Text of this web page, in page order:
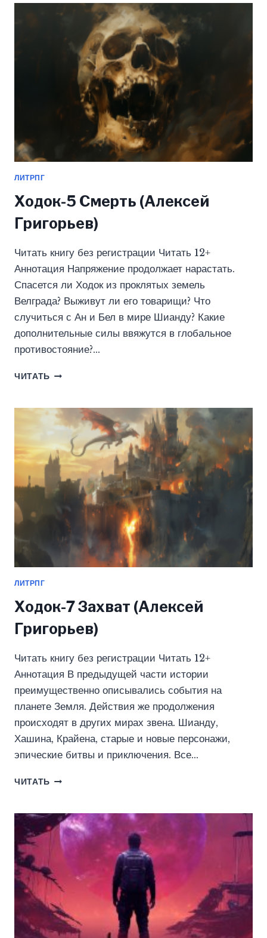
ГРИГОРЬЕВ)
ЛИТРПГ
Ходок-5 Смерть (Алексей
Григорьев)
Читать книгу без регистрации Читать 12+
Аннотация Напряжение продолжает нарастать.
Спасется ли Ходок из проклятых земель
Велграда? Выживут ли его товарищи? Что
случиться с Ан и Бел в мире Шианду? Какие
дополнительные силы ввяжутся в глобальное
противостояние?…
ЧИТАТЬ ХОДОК-5
ГРИГОРЬЕВ)
ЛИТРПГ
Ходок-7 Захват (Алексей
Григорьев)
Читать книгу без регистрации Читать 12+
Аннотация В предыдущей части истории
преимущественно описывались события на
планете Земля. Действия же продолжения
происходят в других мирах звена. Шианду,
Хашина, Крайена, старые и новые персонажи,
эпические битвы и приключения. Все…
ЧИТАТЬ ХОДОК-7
ГРИГОРЬЕВ)